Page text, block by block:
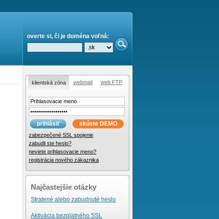
overte si, či je doména voľná:
klientská zóna webmail web FTP
prihlásiť skúste DEMO
zabezpečené SSL spojenie
zabudli ste heslo?
neviete prihlasovacie meno?
registrácia nového zákaznika
Najčastejšie otázky
Stratené alebo zabudnuté heslo
Aktivácia bezplatného SSL